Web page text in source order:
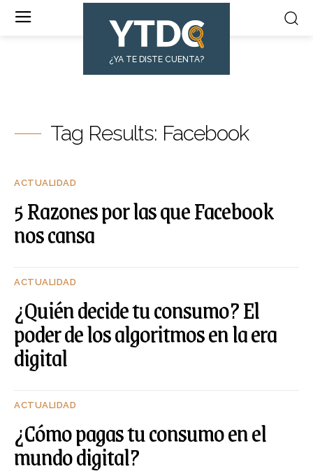
¿YA TE DISTE CUENTA?
Tag Results: Facebook
ACTUALIDAD
5 Razones por las que Facebook
nos cansa
ACTUALIDAD
¿Quién decide tu consumo? El
poder de los algoritmos en la era
digital
ACTUALIDAD
¿Cómo pagas tu consumo en el
mundo digital?